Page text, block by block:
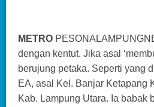
METRO
dengan kentut. Jika asal
berujung petaka. Seperti yang
EA, asal Kel. Banjar Ketapang
Kab. Lampung Utara. Ia babak